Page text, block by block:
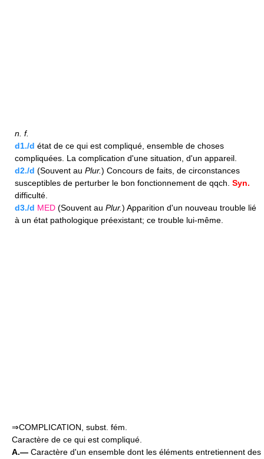
n. f.
d1./d état de ce qui est compliqué, ensemble de choses
compliquées. La complication d'une situation, d'un appareil.
d2./d (Souvent au Plur.) Concours de faits, de circonstances
susceptibles de perturber le bon fonctionnement de qqch. Syn.
difficulté.
d3./d MED (Souvent au Plur.) Apparition d'un nouveau trouble lié
à un état pathologique préexistant; ce trouble lui-même.
⇒COMPLICATION, subst. fém.
Caractère de ce qui est compliqué.
A.— Caractère d'un ensemble dont les éléments entretiennent des